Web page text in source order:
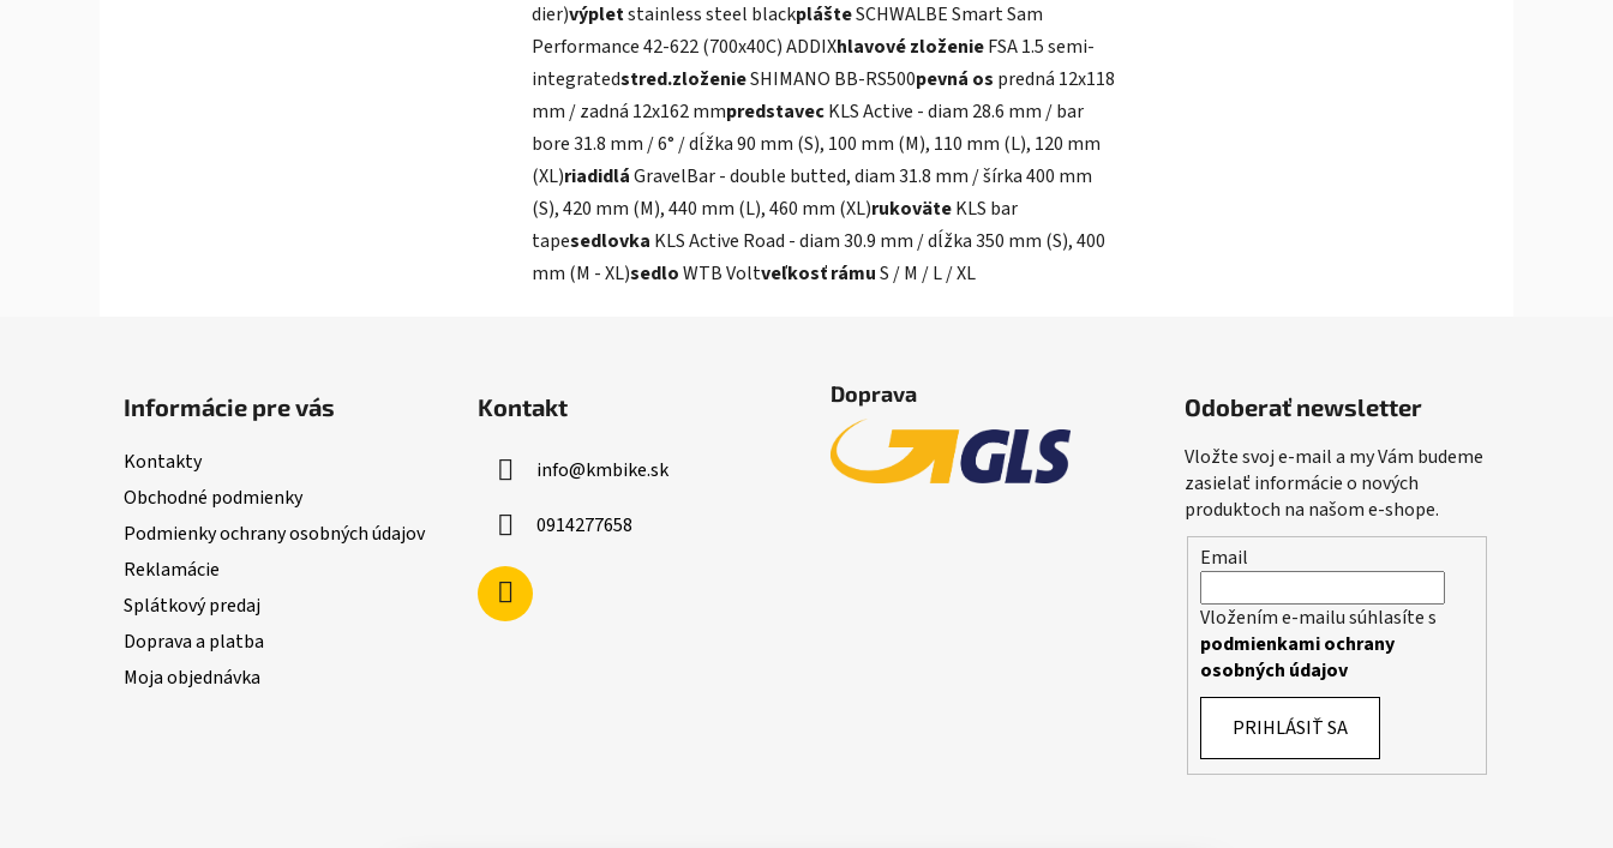
dier)výpletstainless steel blackplášteSCHWALBE Smart Sam
Performance 42-622 (700x40C) ADDIXhlavové zloženieFSA 1.5 semi-
integratedstred.zloženieSHIMANO BB-RS500pevná os predná 12x118
mm / zadná 12x162 mmpredstavecKLS Active - diam 28.6 mm / bar
bore 31.8 mm / 6° / dĺžka 90 mm (S), 100 mm (M), 110 mm (L), 120 mm
(XL)riadidláGravelBar - double butted, diam 31.8 mm / šírka 400 mm
(S), 420 mm (M), 440 mm (L), 460 mm (XL)rukoväteKLS bar
tapesedlovka KLS Active Road - diam 30.9 mm / dĺžka 350 mm (S), 400
mm (M - XL)sedloWTB Voltveľkosť rámuS / M / L / XL
Informácie pre vás
Kontakty
Obchodné podmienky
Podmienky ochrany osobných údajov
Reklamácie
Splátkový predaj
Doprava a platba
Moja objednávka
Kontakt
info@kmbike.sk
0914277658
Doprava Odoberať newsletter
Vložte svoj e-mail a my Vám budeme
zasielať informácie o nových
produktoch na našom e-shope.
Email
Vložením e-mailu súhlasíte s
podmienkami ochrany
osobných údajov
PRIHLÁSIŤ SA